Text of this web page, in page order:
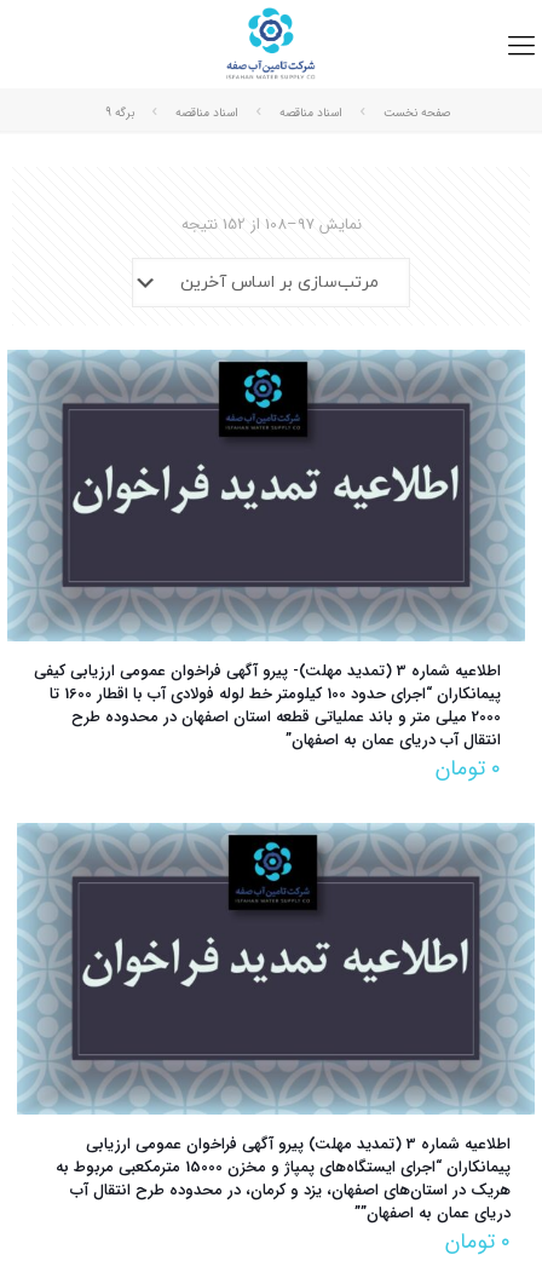
صفحه نخست اسناد مناقصه اسناد مناقصه برگه 9
نمایش 97–108 از 152 نتیجه
اطلاعیه شماره 3 (تمدید مهلت)- پیرو آگهی فراخوان عمومی ارزیابی کیفی
پیمانکاران “اجرای حدود 100 کیلومتر خط لوله فولادی آب با اقطار 1600 تا
2000 میلی متر و باند عملیاتی قطعه استان اصفهان در محدوده طرح
انتقال آب دریای عمان به اصفهان”
۰ تومان
اطلاعیه شماره 3 (تمدید مهلت) پیرو آگهی فراخوان عمومی ارزیابی
پیمانکاران “اجرای ایستگاه‌های پمپاژ و مخزن 15000 مترمکعبی مربوط به
هریک در استان‌های اصفهان، یزد و کرمان، در محدوده طرح انتقال آب
دریای عمان به اصفهان””
۰ تومان